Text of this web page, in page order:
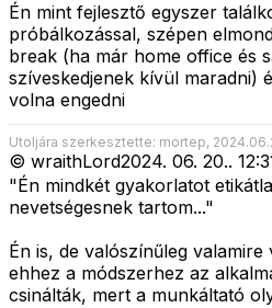
Én mint fejlesztő egyszer
próbálkozással, szépen
break (ha már home office és
szíveskedjenek kívül maradni)
volna engedni
Utoljára szerkesztette: mortep,
© wraithLord2024. 06. 20..
"Én mindkét gyakorlatot
nevetségesnek tartom..."
Én is, de valószínűleg
ehhez a módszerhez az
csinálták, mert a munkáltató